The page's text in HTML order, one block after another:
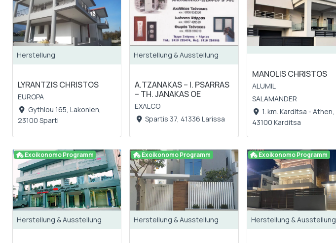
Herstellung
LYRANTZIS CHRISTOS
EUROPA
Gythiou 165, Lakonien,
23100 Sparti
Herstellung & Ausstellung
A.TZANAKAS – I. PSARRAS
– TH. JANAKAS OE
EXALCO
Spartis 37, 41336 Larissa
MANOLIS CHRISTOS
ALUMIL
SALAMANDER
1. km. Karditsa - Athen,
43100 Karditsa
Exoikonomo Programm
Herstellung & Ausstellung
Exoikonomo Programm
Herstellung & Ausstellung
Exoikonomo Programm
Herstellung & Ausstellung